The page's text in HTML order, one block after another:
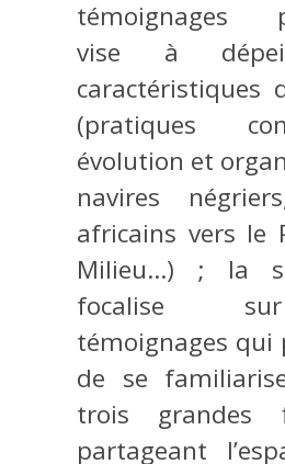
témoignages
vise à
caractéristiques
(pratiques
évolution et
navires
africains vers le
Milieu…) ; la
focalise
témoignages
de se
trois grandes
partageant